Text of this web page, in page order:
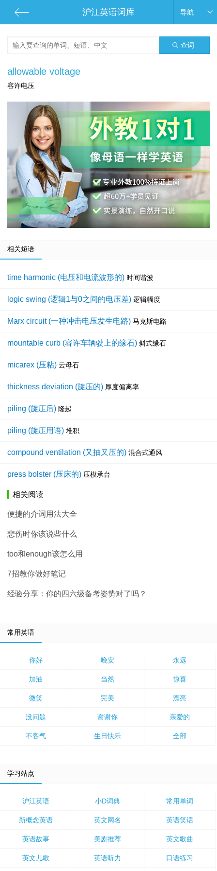
沪江英语词库 导航
查词
allowable voltage
容许电压
相关短语
time harmonic (电压和电流波形的) 时间谐波
logic swing (逻辑1与0之间的电压差) 逻辑幅度
Marx circuit (一种冲击电压发生电路) 马克斯电路
mountable curb (容许车辆驶上的缘石) 斜式缘石
micarex (压粘) 云母石
thickness deviation (旋压的) 厚度偏离率
piling (旋压后) 隆起
piling (旋压用语) 堆积
compound ventilation (又抽又压的) 混合式通风
press bolster (压床的) 压模承台
相关阅读
便捷的介词用法大全
悲伤时你该说些什么
too和enough该怎么用
7招教你做好笔记
经验分享：你的四六级备考姿势对了吗？
常用英语
你好 晚安 永远
加油 当然 惊喜
微笑 完美 漂亮
没问题 谢谢你 亲爱的
不客气 生日快乐 全部
学习站点
沪江英语 小D词典 常用单词
新概念英语 英文网名 英语笑话
英语故事 美剧推荐 英文歌曲
英文儿歌 英语听力 口语练习